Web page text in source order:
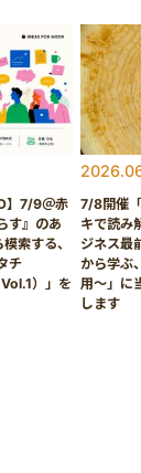
】7/9＠赤
す』のあ
索する、
チ
）」を
7/8開催
キで読み
ジネス最
から学ぶ
用〜」に
します